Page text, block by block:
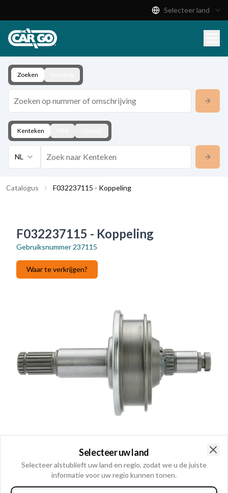
Download
Contact
Selecteer land
Zoeken
Kenteken
NL
Catalogus F032237115 - Koppeling
F032237115 - Koppeling
Gebruiksnummer 237115
Waar te verkrijgen?
Selecteer uw land
Selecteer alstublieft uw land en regio, zodat we u de juiste
informatie voor uw regio kunnen tonen.